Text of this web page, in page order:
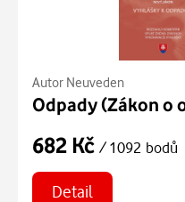
Autor Neuveden
682 Kč / 1092 bodů
Detail